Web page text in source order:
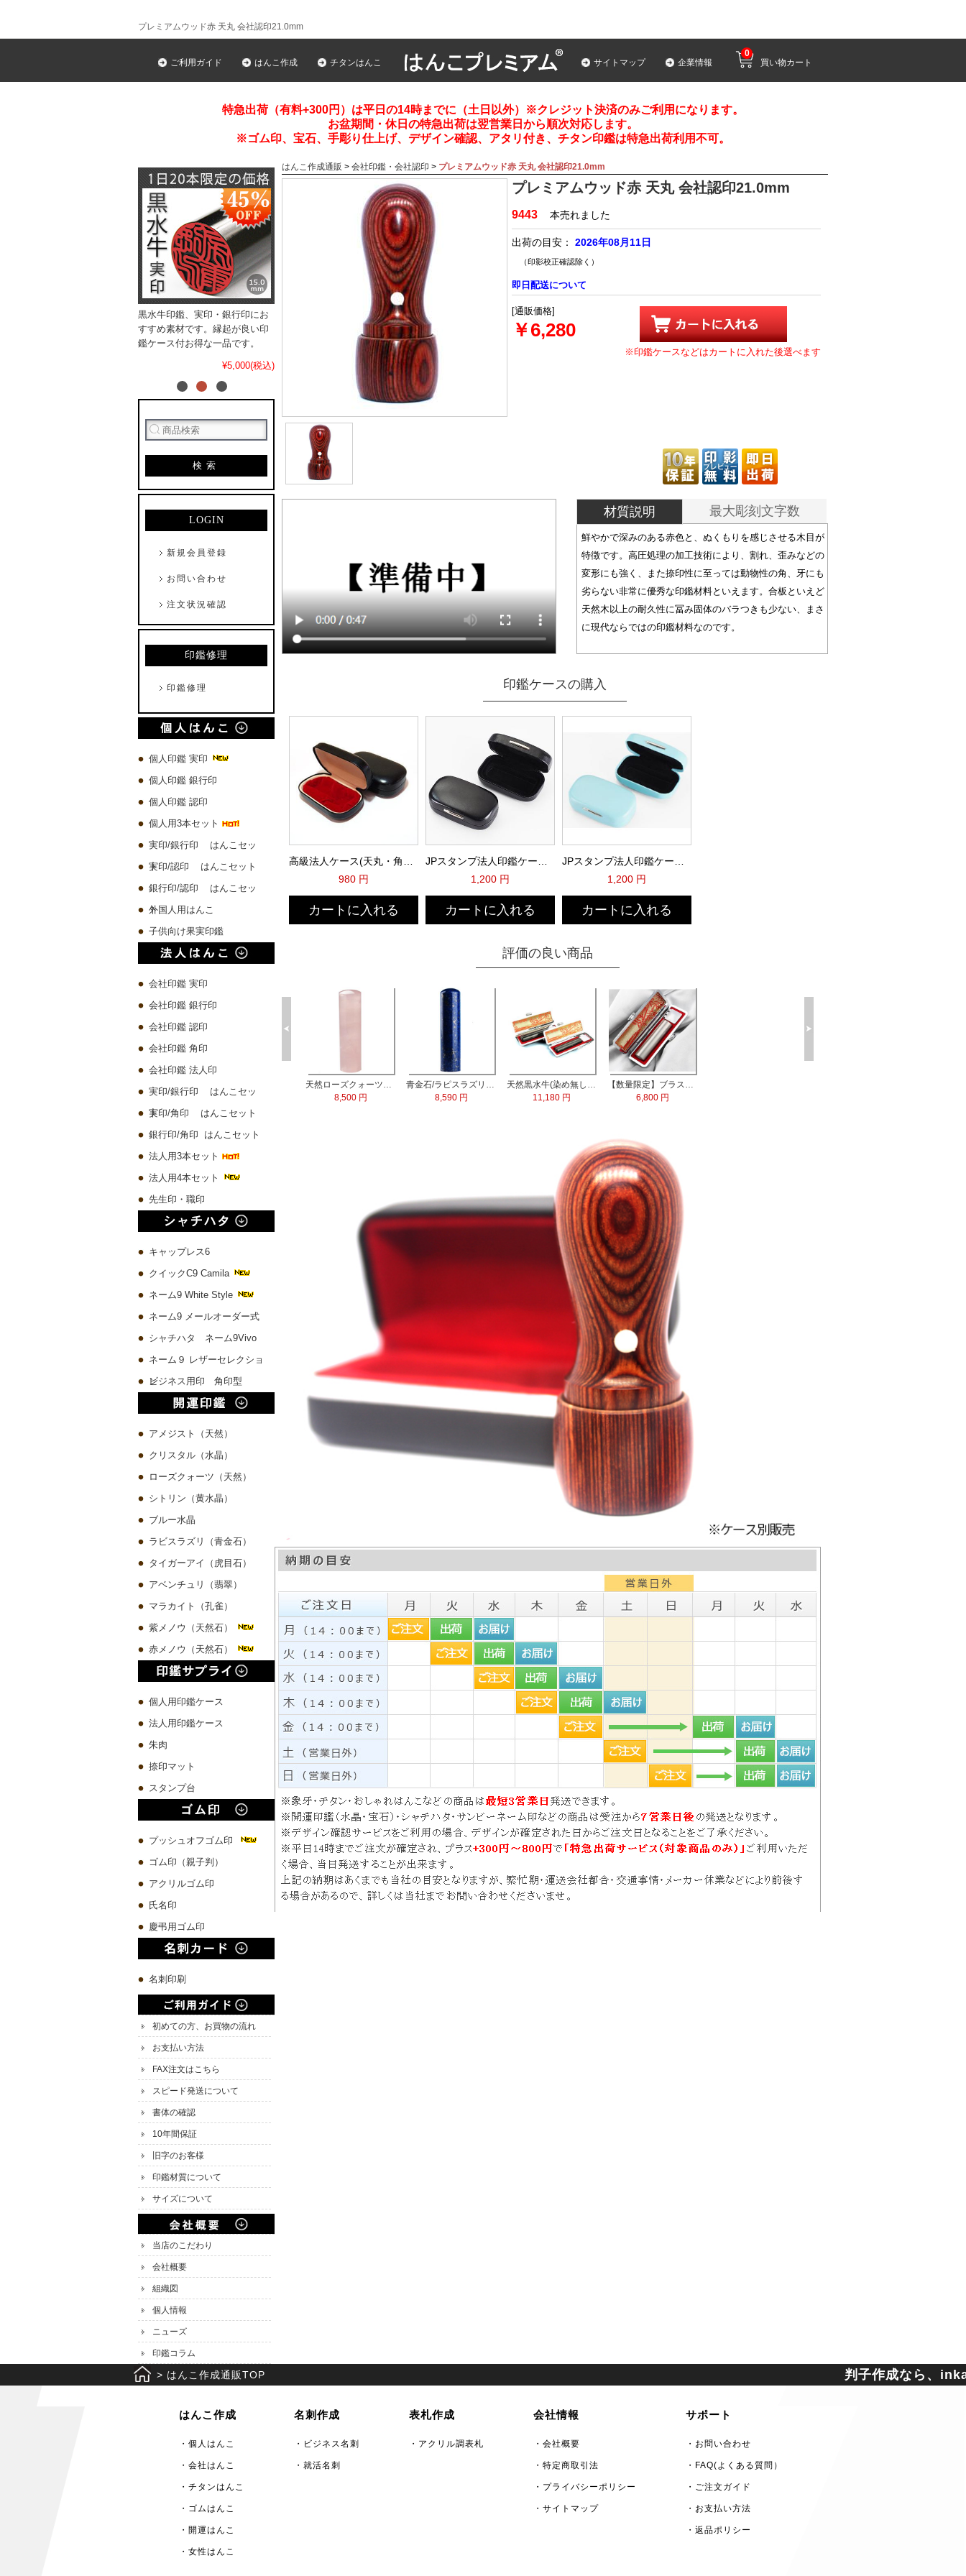
プレミアムウッド赤 天丸 会社認印21.0mm
ご利用ガイド はんこ作成 チタンはんこ サイトマップ 企業情報 買い物カート
0
特急出荷（有料+300円）は平日の14時までに（土日以外）※クレジット決済のみご利用になります。
お盆期間・休日の特急出荷は翌営業日から順次対応します。
※ゴム印、宝石、手彫り仕上げ、デザイン確認、アタリ付き、チタン印鑑は特急出荷利用不可。
黒水牛印鑑、実印・銀行印にお
すすめ素材です。縁起が良い印
鑑ケース付お得な一品です。
¥5,000(税込)
検索
LOGIN
新規会員登録
お問い合わせ
注文状況確認
印鑑修理
印鑑修理
個人印鑑 実印
個人印鑑 銀行印
個人印鑑 認印
個人用3本セット
実印/銀行印 はんこセッ
ト
実印/認印 はんこセット
銀行印/認印 はんこセッ
ト
外国人用はんこ
子供向け果実印鑑
会社印鑑 実印
会社印鑑 銀行印
会社印鑑 認印
会社印鑑 角印
会社印鑑 法人印
実印/銀行印 はんこセッ
ト
実印/角印 はんこセット
銀行印/角印 はんこセット
法人用3本セット
法人用4本セット
先生印・職印
キャップレス6
クイックC9 Camila
ネーム9 White Style
ネーム9 メールオーダー式
シャチハタ ネーム9Vivo
ネーム９ レザーセレクショ
ン
ビジネス用印 角印型
アメジスト（天然）
クリスタル（水晶）
ローズクォーツ（天然）
シトリン（黄水晶）
ブルー水晶
ラビスラズリ（青金石）
タイガーアイ（虎目石）
アベンチュリ（翡翠）
マラカイト（孔雀）
紫メノウ（天然石）
赤メノウ（天然石）
個人用印鑑ケース
法人用印鑑ケース
朱肉
捺印マット
スタンプ台
プッシュオフゴム印
ゴム印（親子判）
アクリルゴム印
氏名印
慶弔用ゴム印
名刺印刷
初めての方、お買物の流れ
お支払い方法
FAX注文はこちら
スピード発送について
書体の確認
10年間保証
旧字のお客様
印鑑材質について
サイズについて
当店のこだわり
会社概要
組織図
個人情報
ニューズ
印鑑コラム
はんこ作成通販 > 会社印鑑・会社認印 > プレミアムウッド赤 天丸 会社認印21.0mm
プレミアムウッド赤 天丸 会社認印21.0mm
9443 本売れました
出荷の目安： 2026年08月11日
（印影校正確認除く）
即日配送について
[通販価格]
￥6,280
※印鑑ケースなどはカートに入れた後選べます
材質説明 最大彫刻文字数
鮮やかで深みのある赤色と、ぬくもりを感じさせる木目が
特徴です。高圧処理の加工技術により、割れ、歪みなどの
変形にも強く、また捺印性に至っては動物性の角、牙にも
劣らない非常に優秀な印鑑材料といえます。合板といえど
天然木以上の耐久性に冨み固体のバラつきも少ない、まさ
に現代ならではの印鑑材料なのです。
印鑑ケースの購入
980 円
カートに入れる
1,200 円
カートに入れる
1,200 円
カートに入れる
評価の良い商品
琥珀樹脂印鑑 ケース付き【一日10本限定】
4,500 円
19,780 円
天然ローズクォーツ水晶 実印13.5mm
8,500 円
青金石/ラピスラズリ 実印60x15.0mm
8,590 円
天然黒水牛(染め無し) 実印60x16.5mm/銀行印60x13.5mm 2本セット
11,180 円
【数量限定】ブラストチタン印鑑 印鑑ケース付
6,800 円
> はんこ作成通販TOP 判子作成なら、
はんこ作成
・個人はんこ
・会社はんこ
・チタンはんこ
・ゴムはんこ
・開運はんこ
・女性はんこ
名刺作成
・ビジネス名刺
・就活名刺
表札作成
・アクリル調表札
会社情報
・会社概要
・特定商取引法
・プライバシーポリシー
・サイトマップ
サポート
・お問い合わせ
・FAQ(よくある質問）
・ご注文ガイド
・お支払い方法
・返品ポリシー